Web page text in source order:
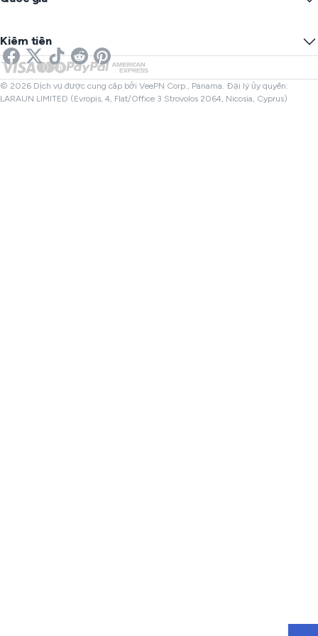
VPN cho Streaming
VPN Netflix
SMS trực tuyến
Kiểm tra Liên kết
Kiểm tra Tệp
VPN Anh
VPN Canada
VPN Thổ Nhĩ Kỳ
Kiếm tiền
Đối tác
© 2026 Dịch vụ được cung cấp bởi VeePN Corp., Panama. Đại lý ủy quyền:
LARAUN LIMITED (Evropis, 4, Flat/Office 3 Strovolos 2064, Nicosia, Cyprus)